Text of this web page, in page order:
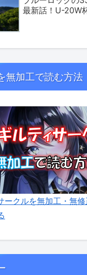
最新話！U-20W
無加工で読む方法
ークルを無加工・無